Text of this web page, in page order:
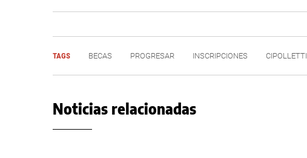
TAGS BECAS PROGRESAR INSCRIPCIONES CIPOLLETTI
Noticias relacionadas